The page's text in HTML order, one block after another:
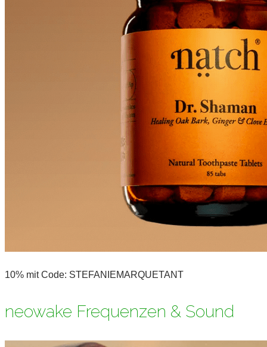
10% mit Code: STEFANIEMARQUETANT
neowake Frequenzen & Sound